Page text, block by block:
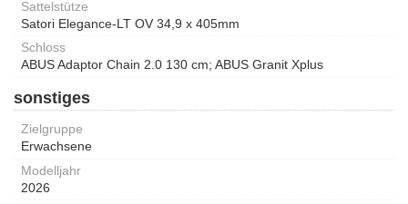
Sattelstütze
Satori Elegance-LT OV 34,9 x 405mm
Schloss
ABUS Adaptor Chain 2.0 130 cm; ABUS Granit Xplus
sonstiges
Zielgruppe
Erwachsene
Modelljahr
2026